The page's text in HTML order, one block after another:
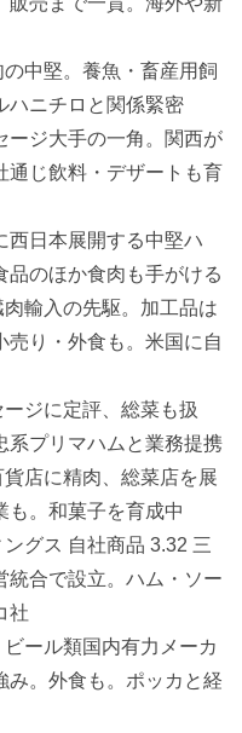
中堅。養魚・畜産用飼
ハニチロと関係緊密
ージ大手の一角。関西が
通じ飲料・デザートも育
西日本展開する中堅ハ
品のほか食肉も手がける
輸入の先駆。加工品は
売り・外食も。米国に自
ジに定評、総菜も扱
系プリマハムと業務提携
店に精肉、総菜店を展
も。和菓子を育成中
グス 自社商品 3.32 三
統合で設立。ハム・ソー
社
ール類国内有力メーカ
み。外食も。ポッカと経